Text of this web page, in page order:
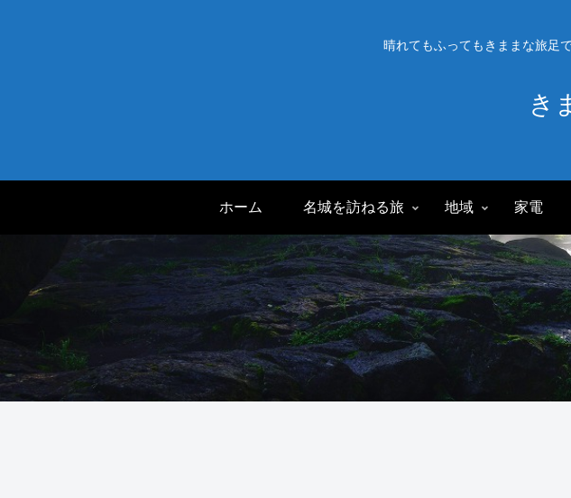
晴れてもふってもきままな旅足
き
ホーム 名城を訪ねる旅 地域 家電